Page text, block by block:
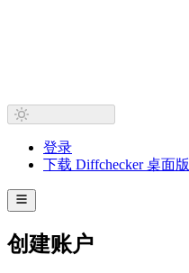
登录
下载 Diffchecker 桌面版
创建账户